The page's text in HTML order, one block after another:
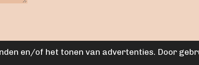
en/of het tonen van advertenties. Door